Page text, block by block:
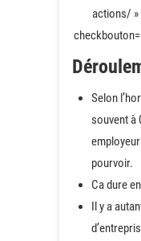
actions/ »
Selon
souvent à
pourvoir.
Ca dure
Il y a